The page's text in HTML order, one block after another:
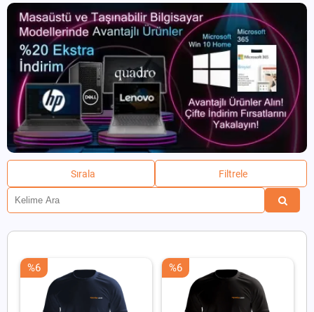
Sırala Filtrele
%6 %6